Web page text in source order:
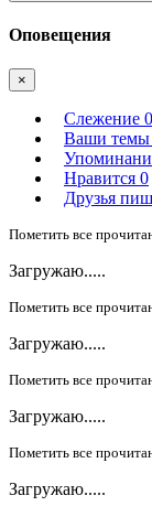
Оповещения
×
Слежение 0
Ваши темы
Нравится 0
Друзья
Пометить все
Загружаю.....
Пометить все
Загружаю.....
Пометить все
Загружаю.....
Пометить все
Загружаю.....